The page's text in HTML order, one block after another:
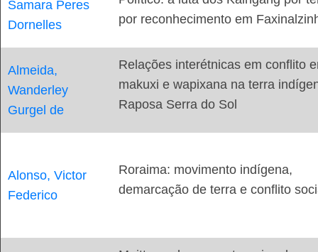
Samara Peres
Dornelles
por reconhecimento em
Almeida,
Wanderley
Gurgel de
Relações interétnicas em conflito
makuxi e wapixana na terra
Raposa Serra do Sol
Alonso, Victor
Federico
Roraima: movimento indígena,
demarcação de terra e conflito